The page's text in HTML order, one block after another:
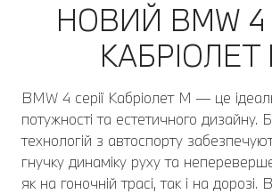
НОВИЙ BMW 4
КАБРІОЛЕТ
BMW 4 серії Кабріолет M — це
потужності та естетичного дизайну.
технологій з автоспорту
гнучку динаміку руху та
як на гоночній трасі, так і на дорозі.